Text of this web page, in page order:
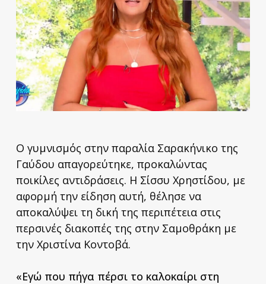
Ο γυμνισμός στην παραλία Σαρακήνικο της
Γαύδου απαγορεύτηκε, προκαλώντας
ποικίλες αντιδράσεις. Η Σίσσυ Χρηστίδου, με
αφορμή την είδηση αυτή, θέλησε να
αποκαλύψει τη δική της περιπέτεια στις
περσινές διακοπές της στην Σαμοθράκη με
την Χριστίνα Κοντοβά.
«Εγώ που πήγα πέρσι το καλοκαίρι στη